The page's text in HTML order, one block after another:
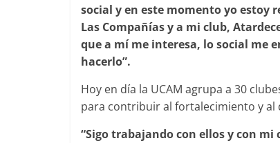
social y en este momento yo estoy
Las Compañías y a mi club,
que a mí me interesa, lo social me
hacerlo”.
Hoy en día la UCAM agrupa a 30
para contribuir al fortalecimiento y
“Sigo trabajando con ellos y con